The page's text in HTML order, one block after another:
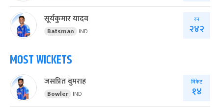
सूर्यकुमार यादव
Batsman IND
रन
२४२
MOST WICKETS
जसप्रित बुमराह
Bowler IND
विकेट
१४